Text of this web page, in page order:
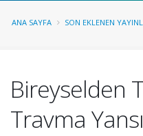
ANA SAYFA SON EKLENEN
Bireyselden
Travma